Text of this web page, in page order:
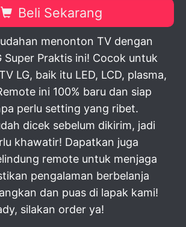
Beli Sekarang
menonton TV dengan
Super Praktis ini! Cocok untuk
LG, baik itu LED, LCD, plasma,
ini 100% baru dan siap
perlu setting yang ribet.
dicek sebelum dikirim, jadi
khawatir! Dapatkan juga
remote untuk menjaga
pengalaman berbelanja
dan puas di lapak kami!
silakan order ya!